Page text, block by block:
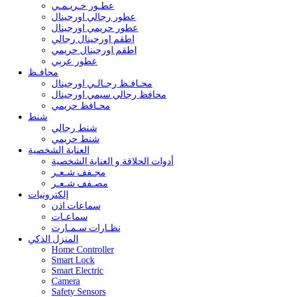
عطـور حـريـمـي
عطور رجالي اورجينال
عطور حريمي اورجينال
اطقم اورجينال رجالي
اطقم اورجينال حريمي
عطور عربي
محافـظ
محـافـظ رجـالـي اورجينال
محافظ رجالي سيمي اورجينال
محـافظ حريمي
شنط
شنط رجالي
شنط حريمي
العناية الشخصية
أدوات الحلاقة و العناية الشخصية
مجـفف شـعـر
مصـفف شـعـر
إلكترونيات
سماعات اذن
سماعـات
نظـارات سـمـارت
المنزل الذكي
Home Controller
Smart Lock
Smart Electric
Camera
Safety Sensors